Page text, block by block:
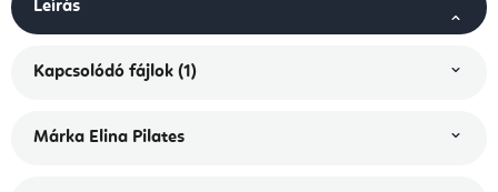
Leírás
Kapcsolódó fájlok (1)
Márka Elina Pilates